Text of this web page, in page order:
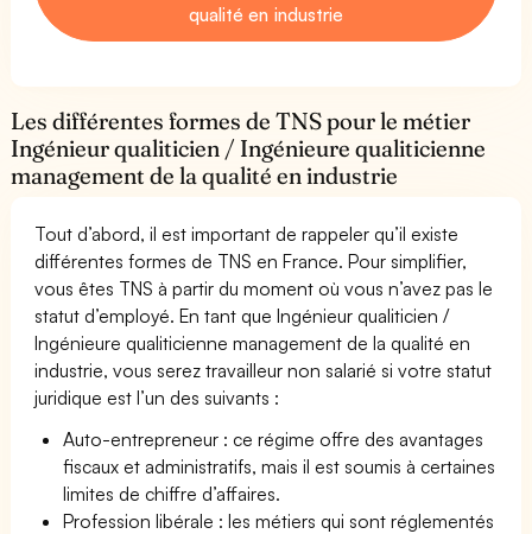
qualité en industrie
Les différentes formes de TNS pour le métier
Ingénieur qualiticien / Ingénieure qualiticienne
management de la qualité en industrie
Tout d’abord, il est important de rappeler qu’il existe
différentes formes de TNS en France. Pour simplifier,
vous êtes TNS à partir du moment où vous n’avez pas le
statut d’employé. En tant que Ingénieur qualiticien /
Ingénieure qualiticienne management de la qualité en
industrie, vous serez travailleur non salarié si votre statut
juridique est l’un des suivants :
Auto-entrepreneur : ce régime offre des avantages
fiscaux et administratifs, mais il est soumis à certaines
limites de chiffre d’affaires.
Profession libérale : les métiers qui sont réglementés